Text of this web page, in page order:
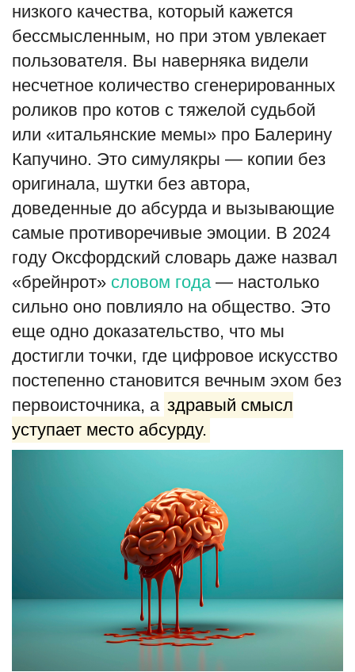
низкого качества, который кажется
бессмысленным, но при этом увлекает
пользователя. Вы наверняка видели
несчетное количество сгенерированных
роликов про котов с тяжелой судьбой
или «итальянские мемы» про Балерину
Капучино. Это симулякры — копии без
оригинала, шутки без автора,
доведенные до абсурда и вызывающие
самые противоречивые эмоции. В 2024
году Оксфордский словарь даже назвал
«брейнрот» словом года — настолько
сильно оно повлияло на общество. Это
еще одно доказательство, что мы
достигли точки, где цифровое искусство
постепенно становится вечным эхом без
первоисточника, а здравый смысл
уступает место абсурду.